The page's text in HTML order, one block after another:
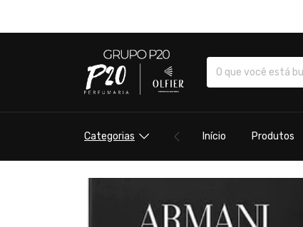
Categorias Início Produtos